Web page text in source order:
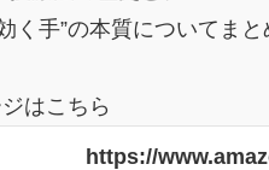
く手”の本質についてまと
はこちら
https://